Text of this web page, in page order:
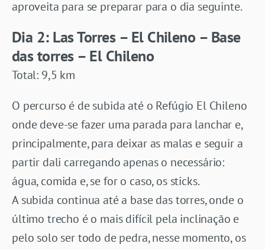
aproveita para se preparar para o dia seguinte.
Dia 2: Las Torres – El Chileno – Base
das torres – El Chileno
Total: 9,5 km
O percurso é de subida até o Refúgio El Chileno
onde deve-se fazer uma parada para lanchar e,
principalmente, para deixar as malas e seguir a
partir dali carregando apenas o necessário:
água, comida e, se for o caso, os sticks.
A subida continua até a base das torres, onde o
último trecho é o mais difícil pela inclinação e
pelo solo ser todo de pedra, nesse momento, os